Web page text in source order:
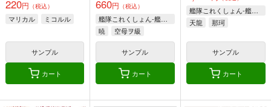
220円 （税込）
マリカル ミコルル
サンプル
カート
660円 （税込）
艦隊これくしょん-艦これ-
暁
空母ヲ級
サンプル
カート
艦隊これくしょん-艦これ-
天龍
那珂
サンプル
カート